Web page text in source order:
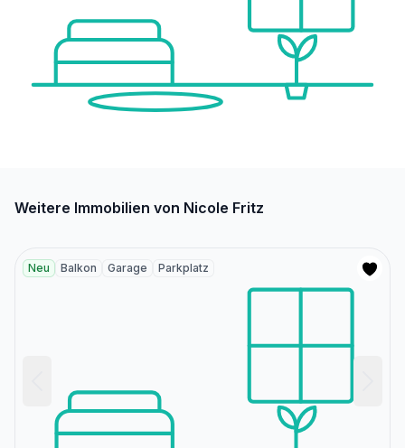
Weitere Immobilien von Nicole Fritz
Neu Balkon Garage Parkplatz